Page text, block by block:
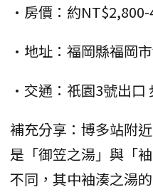
•房價：約
•地址：福岡縣福岡
•交通：祇園3號出口
補充分享：博多站附
是「御笠之湯」與「
不同，其中袖湊之湯